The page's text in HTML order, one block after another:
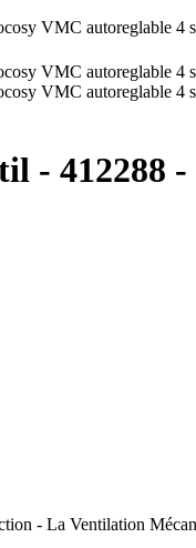
- 412288 -
- La Ventilation